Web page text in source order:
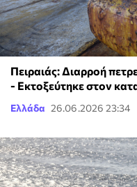
Πειραιάς: Διαρροή
- Εκτοξεύτηκε στον
Ελλάδα 26.06.2026 23:34